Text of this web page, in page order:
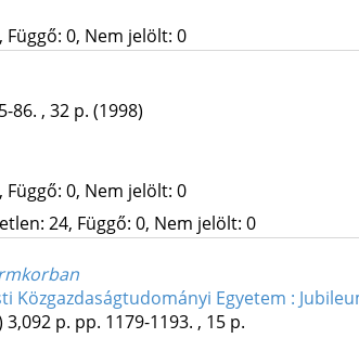
Függő: 0, Nem jelölt: 0
86. , 32 p. (1998)
Függő: 0, Nem jelölt: 0
24, Függő: 0, Nem jelölt: 0
Közgazdaságtudományi Egyetem :
3,092 p. pp. 1179-1193. , 15 p.